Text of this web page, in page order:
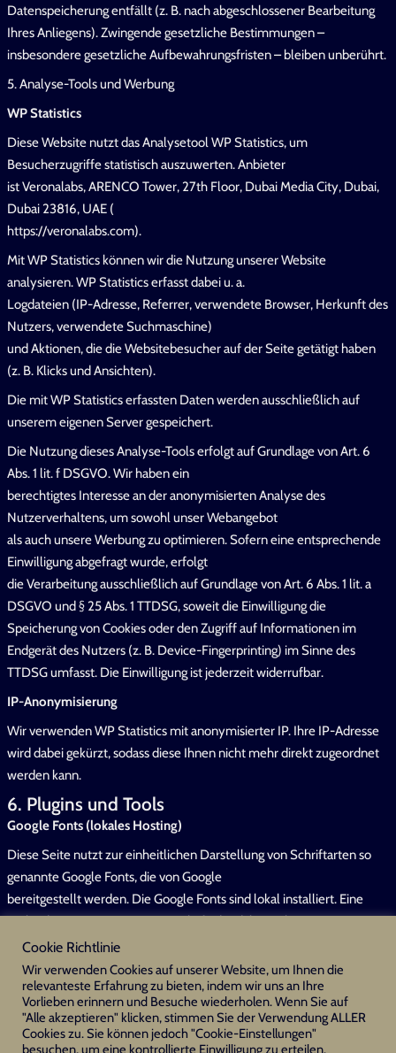
Datenspeicherung entfällt (z. B. nach abgeschlossener Bearbeitung
Ihres Anliegens). Zwingende gesetzliche Bestimmungen –
insbesondere gesetzliche Aufbewahrungsfristen – bleiben unberührt.
5. Analyse-Tools und Werbung
WP Statistics
Diese Website nutzt das Analysetool WP Statistics, um
Besucherzugriffe statistisch auszuwerten. Anbieter
ist Veronalabs, ARENCO Tower, 27th Floor, Dubai Media City, Dubai,
Dubai 23816, UAE (
https://veronalabs.com).
Mit WP Statistics können wir die Nutzung unserer Website
analysieren. WP Statistics erfasst dabei u. a.
Logdateien (IP-Adresse, Referrer, verwendete Browser, Herkunft des
Nutzers, verwendete Suchmaschine)
und Aktionen, die die Websitebesucher auf der Seite getätigt haben
(z. B. Klicks und Ansichten).
Die mit WP Statistics erfassten Daten werden ausschließlich auf
unserem eigenen Server gespeichert.
Die Nutzung dieses Analyse-Tools erfolgt auf Grundlage von Art. 6
Abs. 1 lit. f DSGVO. Wir haben ein
berechtigtes Interesse an der anonymisierten Analyse des
Nutzerverhaltens, um sowohl unser Webangebot
als auch unsere Werbung zu optimieren. Sofern eine entsprechende
Einwilligung abgefragt wurde, erfolgt
die Verarbeitung ausschließlich auf Grundlage von Art. 6 Abs. 1 lit. a
DSGVO und § 25 Abs. 1 TTDSG, soweit die Einwilligung die
Speicherung von Cookies oder den Zugriff auf Informationen im
Endgerät des Nutzers (z. B. Device-Fingerprinting) im Sinne des
TTDSG umfasst. Die Einwilligung ist jederzeit widerrufbar.
IP-Anonymisierung
Wir verwenden WP Statistics mit anonymisierter IP. Ihre IP-Adresse
wird dabei gekürzt, sodass diese Ihnen nicht mehr direkt zugeordnet
werden kann.
6. Plugins und Tools
Google Fonts (lokales Hosting)
Diese Seite nutzt zur einheitlichen Darstellung von Schriftarten so
genannte Google Fonts, die von Google
bereitgestellt werden. Die Google Fonts sind lokal installiert. Eine
Verbindung zu Servern von Google findet dabei nicht statt.
Weitere Informationen zu Google Fonts finden Sie unter
https://developers.google.com/fonts/faq und in der
Datenschutzerklärung von Google:
https://policies.google.com/privacy?hl=de.
Quelle:
Cookie Richtlinie
Wir verwenden Cookies auf unserer Website, um Ihnen die
relevanteste Erfahrung zu bieten, indem wir uns an Ihre
Vorlieben erinnern und Besuche wiederholen. Wenn Sie auf
"Alle akzeptieren" klicken, stimmen Sie der Verwendung ALLER
Cookies zu. Sie können jedoch "Cookie-Einstellungen"
besuchen, um eine kontrollierte Einwilligung zu erteilen.